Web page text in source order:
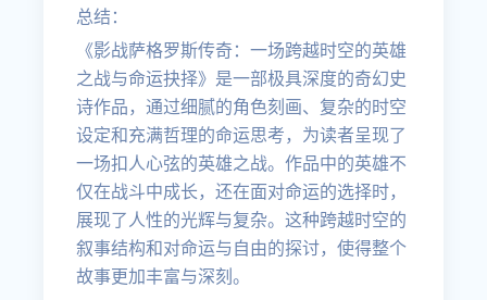
总结：
《影战萨格罗斯传奇：一场跨越时空的英雄
之战与命运抉择》是一部极具深度的奇幻史
诗作品，通过细腻的角色刻画、复杂的时空
设定和充满哲理的命运思考，为读者呈现了
一场扣人心弦的英雄之战。作品中的英雄不
仅在战斗中成长，还在面对命运的选择时，
展现了人性的光辉与复杂。这种跨越时空的
叙事结构和对命运与自由的探讨，使得整个
故事更加丰富与深刻。